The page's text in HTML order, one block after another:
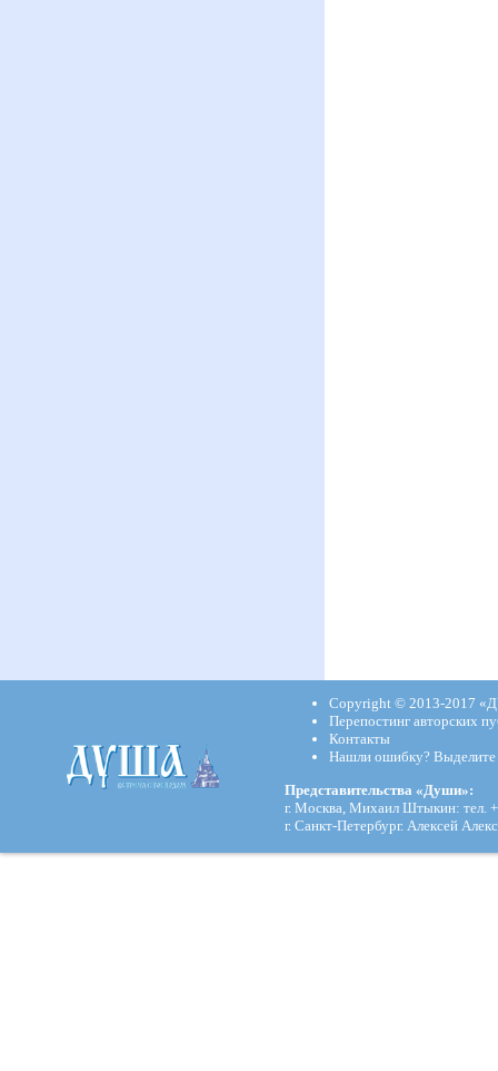
Copyright © 2013-2017
Перепостинг авторских
Контакты
Нашли ошибку?
Представительства «Души»:
г. Москва, Михаил Штыкин: тел.
г. Санкт-Петербург. Алексей